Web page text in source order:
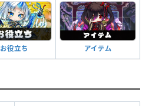
お役立ち アイテム